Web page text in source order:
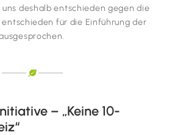
deshalb entschieden gegen die
für die Einführung der
– „Keine 10-